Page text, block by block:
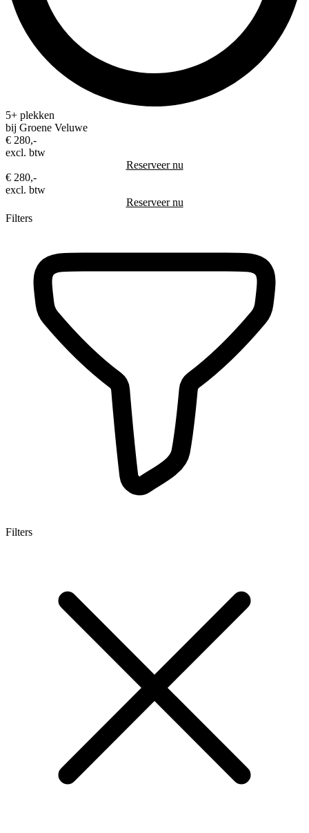
5+ plekken
bij Groene Veluwe
€ 280,-
excl. btw
Reserveer nu
€ 280,-
excl. btw
Reserveer nu
Filters
Filters